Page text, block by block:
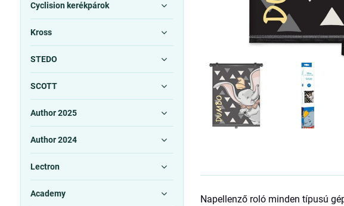
Napellenző roló minden típusú
Cyclision kerékpárok
Kross
STEDO
SCOTT
Author 2025
Author 2024
Lectron
Academy